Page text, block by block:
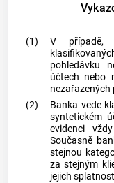
(1)
V případě,
pohledávku
účtech nebo
(2)
Banka vede
syntetickém
evidenci
Současně
stejnou
za stejným
jejich